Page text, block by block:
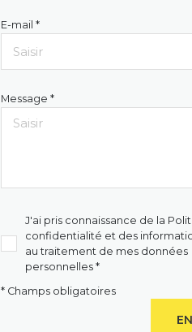
E-mail *
Message *
J'ai pris connaissance de la
confidentialité et des
au traitement de mes données
personnelles *
* Champs obligatoires